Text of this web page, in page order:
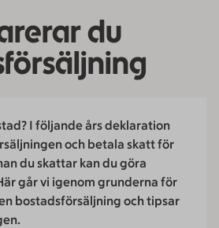
du
I följande års deklaration
och betala skatt för
du skattar kan du göra
går vi igenom grunderna för
bostadsförsäljning och tipsar